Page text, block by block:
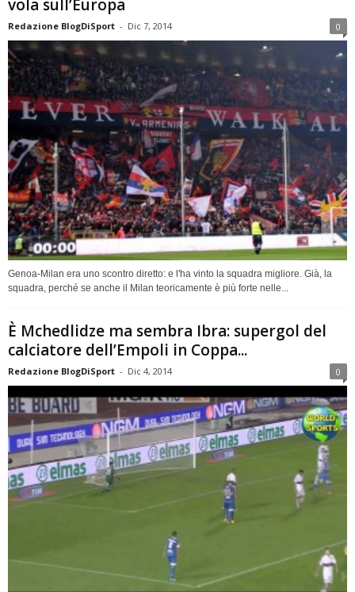
vola sull’Europa
Redazione BlogDiSport - Dic 7, 2014 0
Genoa-Milan era uno scontro diretto: e l'ha vinto la squadra migliore. Già, la
squadra, perché se anche il Milan teoricamente è più forte nelle...
È Mchedlidze ma sembra Ibra: supergol del
calciatore dell’Empoli in Coppa...
Redazione BlogDiSport - Dic 4, 2014 0